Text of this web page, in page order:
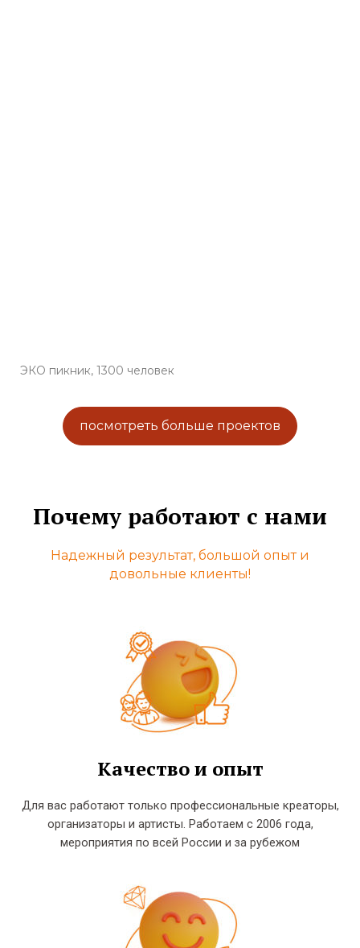
ЭКО пикник, 1300 человек
посмотреть больше проектов
Почему работают с нами
Надежный результат, большой опыт и
довольные клиенты!
Качество и опыт
Для вас работают только профессиональные креаторы,
организаторы и артисты. Работаем с 2006 года,
мероприятия по всей России и за рубежом